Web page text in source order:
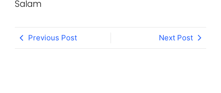
Salam
Previous Post Next Post